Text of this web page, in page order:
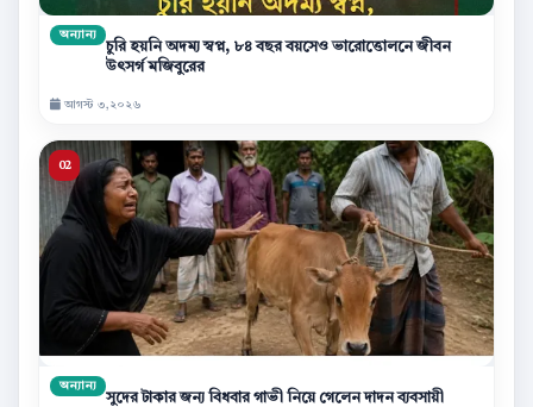
অন্যান্য
চুরি হয়নি অদম্য স্বপ্ন, ৮৪ বছর বয়সেও ভারোত্তোলনে জীবন
উৎসর্গ মজিবুরের
আগস্ট ৩,২০২৬
অন্যান্য
সুদের টাকার জন্য বিধবার গাভী নিয়ে গেলেন দাদন ব্যবসায়ী